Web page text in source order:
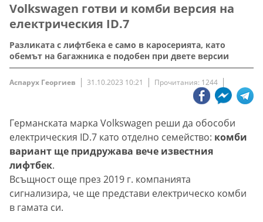
Volkswagen готви и комби версия на
електрическия ID.7
Разликата с лифтбека е само в каросерията, като
обемът на багажника е подобен при двете версии
Аспарух Георгиев 31.10.2023 10:21 Прочитания: 1244
Германската марка Volkswagen реши да обособи
електрическия ID.7 като отделно семейство: комби
вариант ще придружава вече известния
лифтбек.
Всъщност още през 2019 г. компанията
сигнализира, че ще представи електрическо комби
в гамата си.